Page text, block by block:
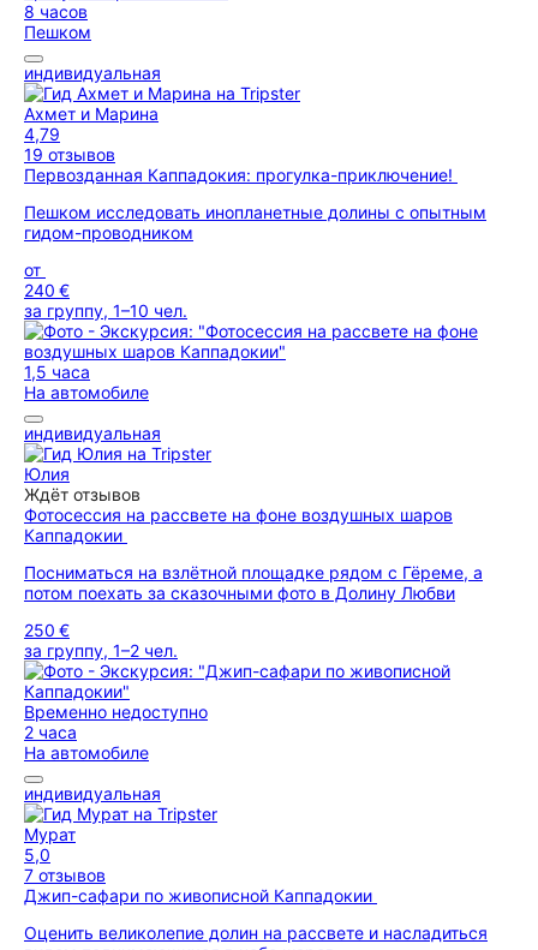
8 часов
Пешком
индивидуальная
Ахмет и Марина
4,79
19 отзывов
Первозданная Каппадокия: прогулка-приключение!
Пешком исследовать инопланетные долины с опытным
гидом-проводником
от
240 €
за группу, 1–10 чел.
1,5 часа
На автомобиле
индивидуальная
Юлия
Ждёт отзывов
Фотосессия на рассвете на фоне воздушных шаров
Каппадокии
Посниматься на взлётной площадке рядом с Гёреме, а
потом поехать за сказочными фото в Долину Любви
250 €
за группу, 1–2 чел.
Временно недоступно
2 часа
На автомобиле
индивидуальная
Мурат
5,0
7 отзывов
Джип-сафари по живописной Каппадокии
Оценить великолепие долин на рассвете и насладиться